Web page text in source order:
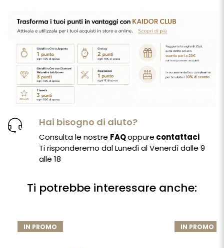
Hai bisogno di aiuto?
Consulta le nostre FAQoppure contattaci
Ti risponderemo dal Lunedì al Venerdì dalle 9
alle 18
Ti potrebbe interessare anche:
IN PROMO IN PROMO